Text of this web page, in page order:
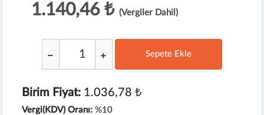
1.140,46 ₺ (Vergiler Dahil)
Sepete Ekle
Birim Fiyat:1.036,78 ₺
Vergi(KDV) Oranı: %10